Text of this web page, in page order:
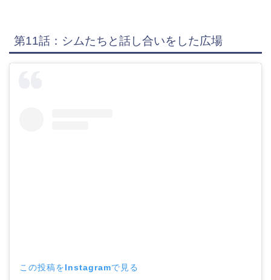
第11話：シムたちと話し合いをした広場
この投稿をInstagramで見る